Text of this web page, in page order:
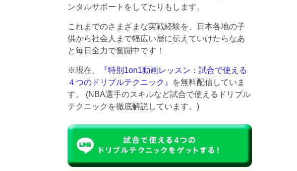
ンタルサポートをしてたりもします。
これまでのさまざまな実戦経験を、日本各地の子
供から社会人まで幅広い層に伝えていけたらなあ
と毎日全力で奮闘中です！
※現在、
『特別1on1動画レッスン：試合で使える
４つのドリブルテクニック』
を無料配信していま
す。 (NBA選手のスキルなど試合で使えるドリブル
テクニックを徹底解説しています。)